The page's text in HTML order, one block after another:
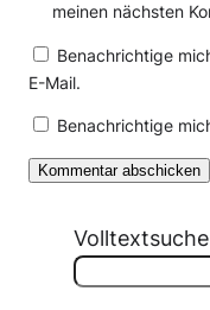
meinen nächsten
Benachrichtige
E-Mail.
Benachrichtige
Volltextsuche